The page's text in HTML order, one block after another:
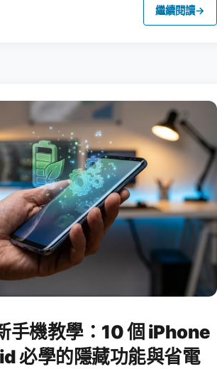
繼續閱讀→
手機教學：10 個 iPhone
必學的隱藏功能與省電